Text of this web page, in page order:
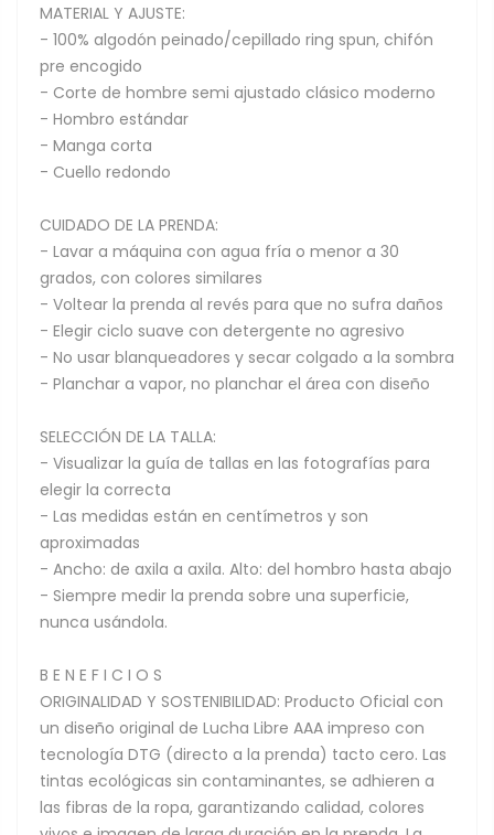
MATERIAL Y AJUSTE:
- 100% algodón peinado/cepillado ring spun, chifón
pre encogido
- Corte de hombre semi ajustado clásico moderno
- Hombro estándar
- Manga corta
- Cuello redondo
CUIDADO DE LA PRENDA:
- Lavar a máquina con agua fría o menor a 30
grados, con colores similares
- Voltear la prenda al revés para que no sufra daños
- Elegir ciclo suave con detergente no agresivo
- No usar blanqueadores y secar colgado a la sombra
- Planchar a vapor, no planchar el área con diseño
SELECCIÓN DE LA TALLA:
- Visualizar la guía de tallas en las fotografías para
elegir la correcta
- Las medidas están en centímetros y son
aproximadas
- Ancho: de axila a axila. Alto: del hombro hasta abajo
- Siempre medir la prenda sobre una superficie,
nunca usándola.
B E N E F I C I O S
ORIGINALIDAD Y SOSTENIBILIDAD: Producto Oficial con
un diseño original de Lucha Libre AAA impreso con
tecnología DTG (directo a la prenda) tacto cero. Las
tintas ecológicas sin contaminantes, se adhieren a
las fibras de la ropa, garantizando calidad, colores